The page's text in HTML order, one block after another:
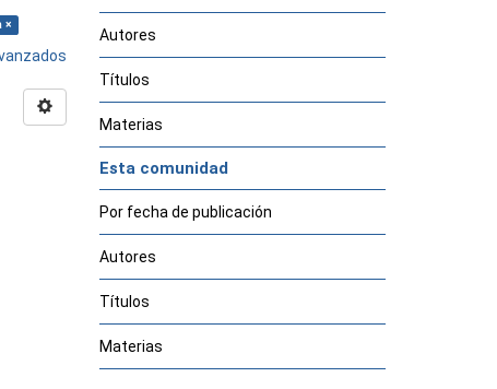
×
Autores
Títulos
Materias
Esta comunidad
Por fecha de publicación
Autores
Títulos
Materias